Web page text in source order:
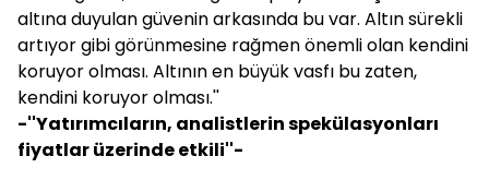
altına duyulan güvenin arkasında bu var. Altın sürekli
artıyor gibi görünmesine rağmen önemli olan kendini
koruyor olması. Altının en büyük vasfı bu zaten,
kendini koruyor olması.''
-''Yatırımcıların, analistlerin spekülasyonları
fiyatlar üzerinde etkili''-